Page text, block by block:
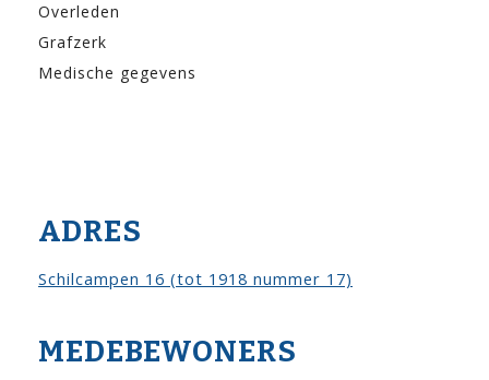
Overleden
Grafzerk
Medische gegevens
ADRES
Schilcampen 16 (tot 1918 nummer 17)
MEDEBEWONERS